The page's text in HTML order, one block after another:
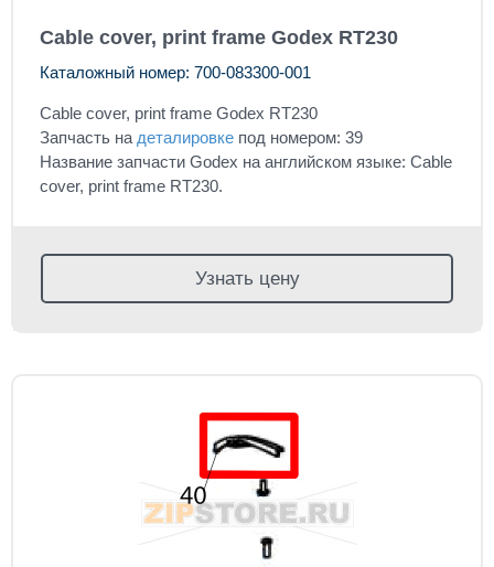
Cable cover, print frame Godex RT230
Каталожный номер: 700-083300-001
Cable cover, print frame Godex RT230
Запчасть на деталировке под номером: 39
Название запчасти Godex на английском языке: Cable
cover, print frame RT230.
Узнать цену